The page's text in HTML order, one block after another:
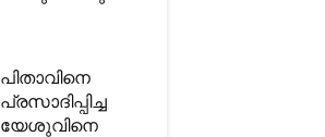
പിതാവിനെ
പ്രസാദിപ്പിച്ച
യേശുവിനെ